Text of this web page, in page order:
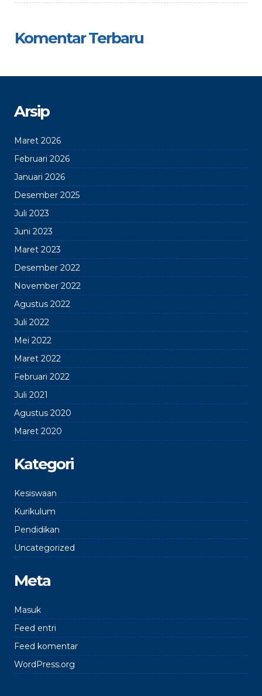
Komentar Terbaru
Arsip
Maret 2026
Februari 2026
Januari 2026
Desember 2025
Juli 2023
Juni 2023
Maret 2023
Desember 2022
November 2022
Agustus 2022
Juli 2022
Mei 2022
Maret 2022
Februari 2022
Juli 2021
Agustus 2020
Maret 2020
Kategori
Kesiswaan
Kurikulum
Pendidikan
Uncategorized
Meta
Masuk
Feed entri
Feed komentar
WordPress.org